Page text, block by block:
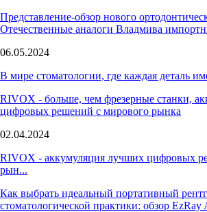
Представление-обзор нового
Отечественные аналоги Владмива
06.05.2024
В мире стоматологии, где каждая деталь
RIVOX - больше, чем фрезерные станки,
цифровых решений с мирового рынка
02.04.2024
RIVOX - аккумуляция лучших цифровых
рын...
Как выбрать идеальный портативный
стоматологической практики: обзор EzRay